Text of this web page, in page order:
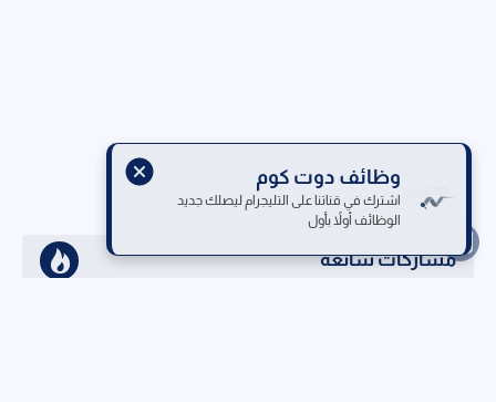
وظائف دوت كوم
اشترك في قناتنا على التليجرام ليصلك جديد
الوظائف أولاً بأول
مشاركات شائعة